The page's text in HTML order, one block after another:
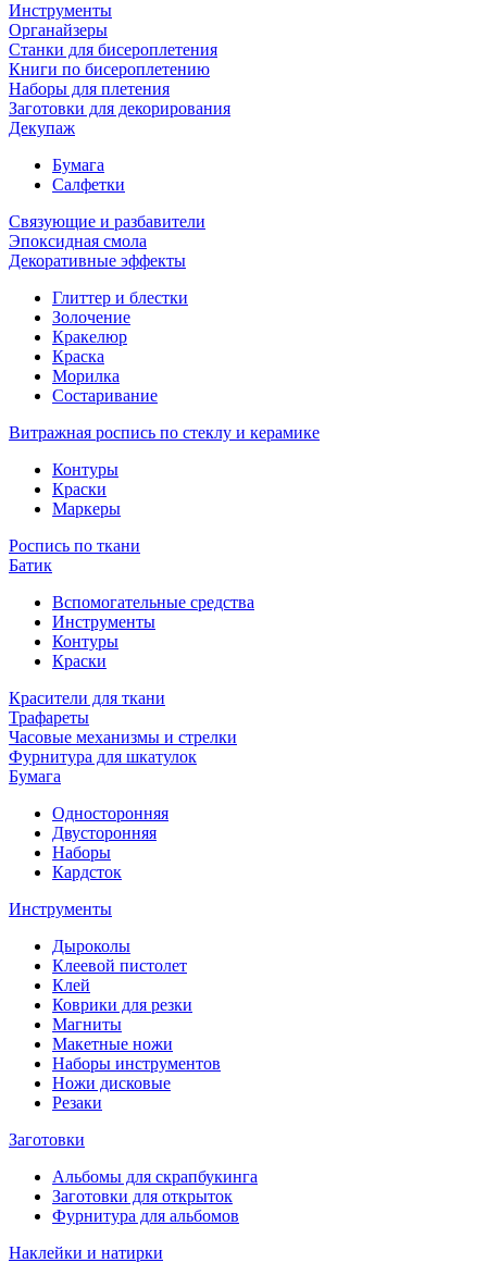
Инструменты
Органайзеры
Станки для бисероплетения
Книги по бисероплетению
Наборы для плетения
Заготовки для декорирования
Декупаж
Бумага
Салфетки
Связующие и разбавители
Эпоксидная смола
Декоративные эффекты
Глиттер и блестки
Золочение
Кракелюр
Краска
Морилка
Состаривание
Витражная роспись по стеклу и керамике
Контуры
Краски
Маркеры
Роспись по ткани
Батик
Вспомогательные средства
Инструменты
Контуры
Краски
Красители для ткани
Трафареты
Часовые механизмы и стрелки
Фурнитура для шкатулок
Бумага
Односторонняя
Двусторонняя
Наборы
Кардсток
Инструменты
Дыроколы
Клеевой пистолет
Клей
Коврики для резки
Магниты
Макетные ножи
Наборы инструментов
Ножи дисковые
Резаки
Заготовки
Альбомы для скрапбукинга
Заготовки для открыток
Фурнитура для альбомов
Наклейки и натирки